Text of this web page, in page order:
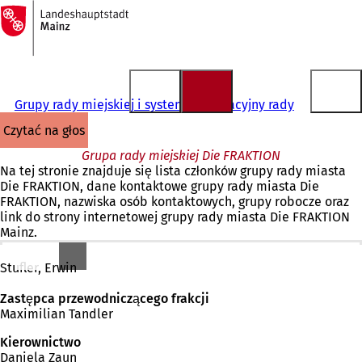
Przejdź do treści
Do
strony
głównej
Grupy rady miejskiej i system informacyjny rady
czytać na głos
Grupa rady miejskiej Die FRAKTION
Na tej stronie znajduje się lista członków grupy rady miasta
Die FRAKTION, dane kontaktowe grupy rady miasta Die
FRAKTION, nazwiska osób kontaktowych, grupy robocze oraz
link do strony internetowej grupy rady miasta Die FRAKTION
Mainz.
Stufler, Erwin
Zastępca przewodniczącego frakcji
Maximilian Tandler
Kierownictwo
Daniela Zaun